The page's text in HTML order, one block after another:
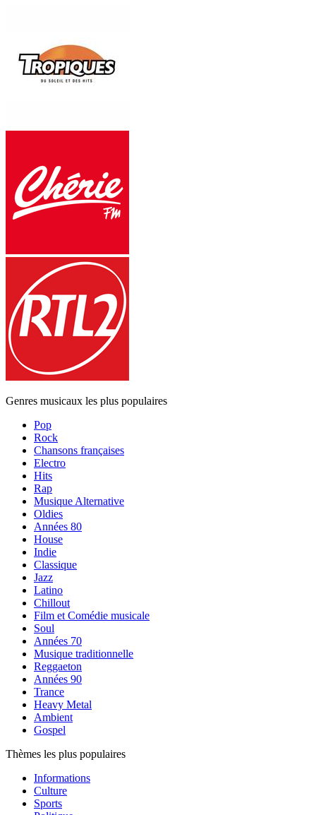
Genres musicaux les plus populaires
Pop
Rock
Chansons françaises
Electro
Hits
Rap
Musique Alternative
Oldies
Années 80
House
Indie
Classique
Jazz
Latino
Chillout
Film et Comédie musicale
Soul
Années 70
Musique traditionnelle
Reggaeton
Années 90
Trance
Heavy Metal
Ambient
Gospel
Thèmes les plus populaires
Informations
Culture
Sports